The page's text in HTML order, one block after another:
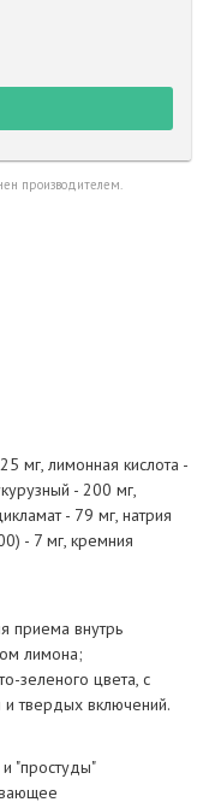
производителем.
мг, лимонная кислота -
- 200 мг,
- 79 мг, натрия
- 7 мг, кремния
приема внутрь
лимона;
зеленого цвета, с
твердых включений.
"простуды"